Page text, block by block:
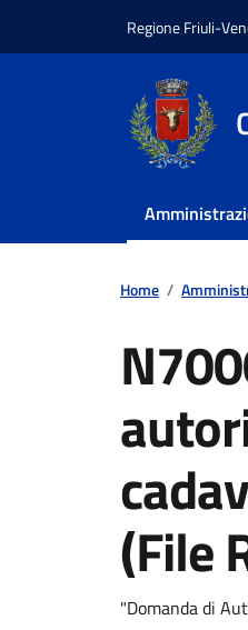
Regione Friuli-
Home /
(File
"Domanda di